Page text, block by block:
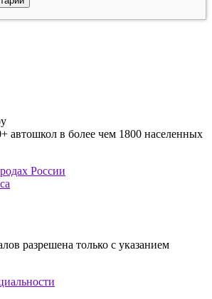
автошкол в более чем 1800 населенных
России
разрешена только с указанием